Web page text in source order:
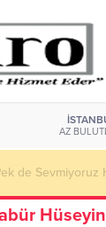
AZ
de Sevmiyoruz